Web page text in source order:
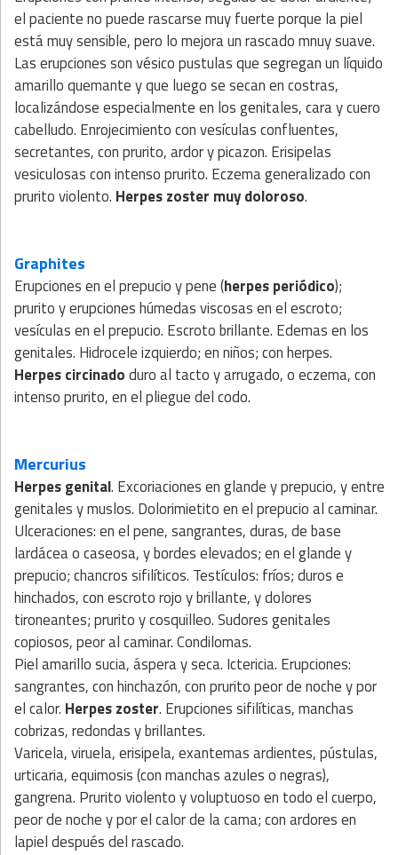
el paciente no puede rascarse muy fuerte porque la piel
está muy sensible, pero lo mejora un rascado mnuy suave.
Las erupciones son vésico pustulas que segregan un líquido
amarillo quemante y que luego se secan en costras,
localizándose especialmente en los genitales, cara y cuero
cabelludo. Enrojecimiento con vesículas confluentes,
secretantes, con prurito, ardor y picazon. Erisipelas
vesiculosas con intenso prurito. Eczema generalizado con
prurito violento. Herpes zoster muy doloroso.
Graphites
Erupciones en el prepucio y pene (herpes periódico);
prurito y erupciones húmedas viscosas en el escroto;
vesículas en el prepucio. Escroto brillante. Edemas en los
genitales. Hidrocele izquierdo; en niños; con herpes.
Herpes circinadoduro al tacto y arrugado, o eczema, con
intenso prurito, en el pliegue del codo.
Mercurius
Herpes genital. Excoriaciones en glande y prepucio, y entre
genitales y muslos. Dolorimietito en el prepucio al caminar.
Ulceraciones: en el pene, sangrantes, duras, de base
lardácea o caseosa, y bordes elevados; en el glande y
prepucio; chancros sifilíticos. Testículos: fríos; duros e
hinchados, con escroto rojo y brillante, y dolores
tironeantes; prurito y cosquilleo. Sudores genitales
copiosos, peor al caminar. Condilomas.
Piel amarillo sucia, áspera y seca. Ictericia. Erupciones:
sangrantes, con hinchazón, con prurito peor de noche y por
el calor. Herpes zoster. Erupciones sifilíticas, manchas
cobrizas, redondas y brillantes.
Varicela, viruela, erisipela, exantemas ardientes, pústulas,
urticaria, equimosis (con manchas azules o negras),
gangrena. Prurito violento y voluptuoso en todo el cuerpo,
peor de noche y por el calor de la cama; con ardores en
lapiel después del rascado.